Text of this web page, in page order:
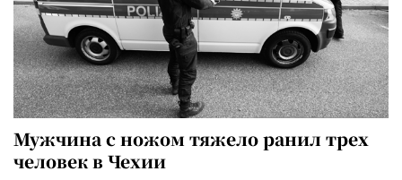
Мужчина с ножом тяжело ранил трех
человек в Чехии